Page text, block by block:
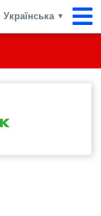
Українська ▼